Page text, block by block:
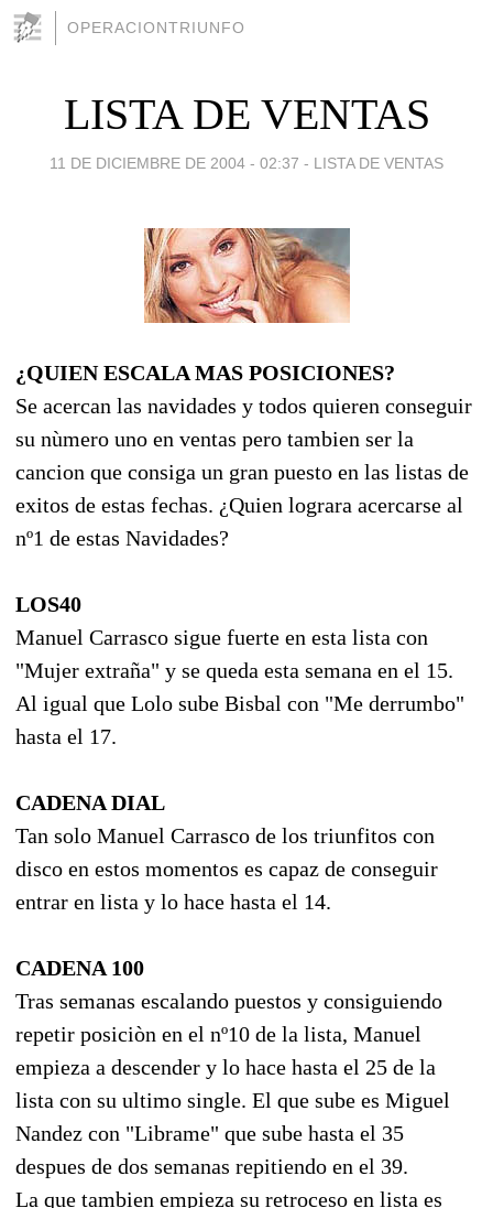
OPERACIONTRIUNFO
LISTA DE VENTAS
11 DE DICIEMBRE DE 2004 - 02:37 - LISTA DE VENTAS
¿QUIEN ESCALA MAS POSICIONES?
Se acercan las navidades y todos quieren conseguir
su nùmero uno en ventas pero tambien ser la
cancion que consiga un gran puesto en las listas de
exitos de estas fechas. ¿Quien lograra acercarse al
nº1 de estas Navidades?
LOS40
Manuel Carrasco sigue fuerte en esta lista con
"Mujer extraña" y se queda esta semana en el 15.
Al igual que Lolo sube Bisbal con "Me derrumbo"
hasta el 17.
CADENA DIAL
Tan solo Manuel Carrasco de los triunfitos con
disco en estos momentos es capaz de conseguir
entrar en lista y lo hace hasta el 14.
CADENA 100
Tras semanas escalando puestos y consiguiendo
repetir posiciòn en el nº10 de la lista, Manuel
empieza a descender y lo hace hasta el 25 de la
lista con su ultimo single. El que sube es Miguel
Nandez con "Librame" que sube hasta el 35
despues de dos semanas repitiendo en el 39.
La que tambien empieza su retroceso en lista es